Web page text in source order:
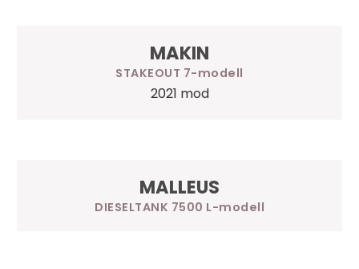
MAKIN
STAKEOUT 7
2021 mod
MALLEUS
DIESELTANK 7500 L